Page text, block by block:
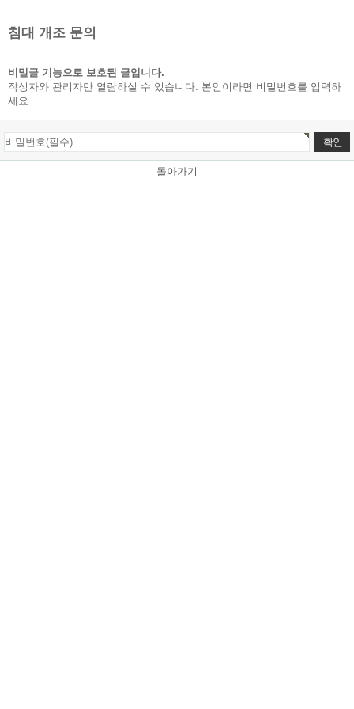
침대 개조 문의
비밀글 기능으로 보호된 글입니다.
작성자와 관리자만 열람하실 수 있습니다. 본인이라면 비밀번호를 입력하
세요.
돌아가기